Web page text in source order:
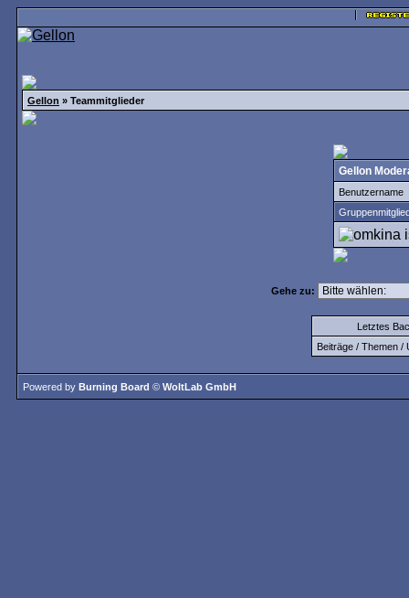
Gellon » Teammitglieder
Gellon
Benutzername
Gehe zu:
Letztes
Beiträge / Themen /
Powered by Burning Board © WoltLab GmbH